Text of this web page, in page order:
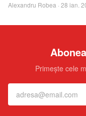
Alexandru Robea · 28 ian.
Primește cele